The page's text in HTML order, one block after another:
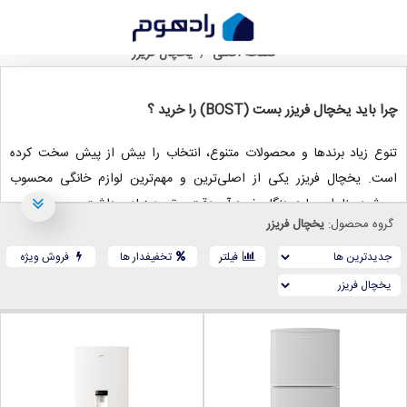
صفحه اصلی یخچال فریزر
چرا باید یخچال فریزر بست (BOST) را خرید ؟
تنوع زیاد برندها و محصولات متنوع، انتخاب را بیش از پیش سخت کرده
است. یخچال فریزر یکی از اصلی‌ترین و مهم‌ترین لوازم خانگی محسوب
می‌شود؛ بنابراین باید هنگام خرید آن دقت و توجه زیادی داشت.
بست یکی از برندهای معتبر ایرانی است که هنگام خرید یخچال فریزر می‌تواند
یکی از مناسب‌ترین انتخاب‌ها باشد. در ادامه به بررسی دلایل خرید یخچال
فریزر بست پرداخته می‌شود.
ابعاد و ظرفیت یخچال فریزر بست
یخچال فریزر 14 فوت مناسب آشپزخانه‌های کوچک، شرکت‌ها و خانواده‌های کم
گروه محصول: یخچال فریزر
فیلتر تخفیفدار ها فروش ویژه